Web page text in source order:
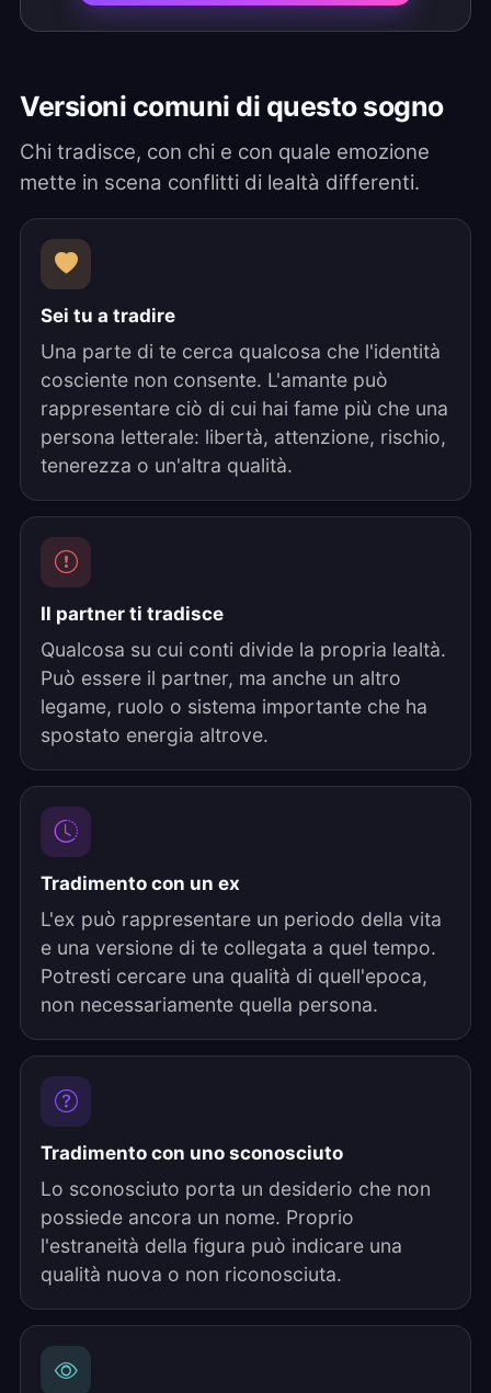
Versioni comuni di questo sogno
Chi tradisce, con chi e con quale emozione
mette in scena conflitti di lealtà differenti.
Sei tu a tradire
Una parte di te cerca qualcosa che l'identità
cosciente non consente. L'amante può
rappresentare ciò di cui hai fame più che una
persona letterale: libertà, attenzione, rischio,
tenerezza o un'altra qualità.
Il partner ti tradisce
Qualcosa su cui conti divide la propria lealtà.
Può essere il partner, ma anche un altro
legame, ruolo o sistema importante che ha
spostato energia altrove.
Tradimento con un ex
L'ex può rappresentare un periodo della vita
e una versione di te collegata a quel tempo.
Potresti cercare una qualità di quell'epoca,
non necessariamente quella persona.
Tradimento con uno sconosciuto
Lo sconosciuto porta un desiderio che non
possiede ancora un nome. Proprio
l'estraneità della figura può indicare una
qualità nuova o non riconosciuta.